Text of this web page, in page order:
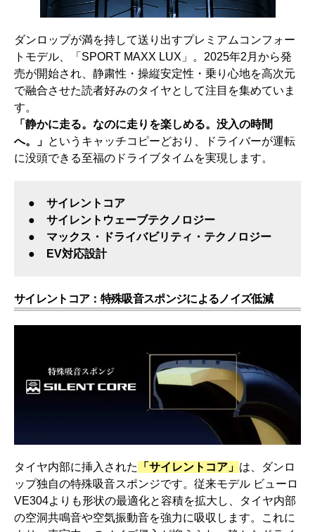
ダンロップが満を持して送り出すプレミアムコンフォー
トモデル、「SPORT MAXX LUX」。2025年2月から発
売が開始され、静粛性・操縦安定性・乗り心地を高次元
で融合させた読者好みのタイヤとして注目を集めていま
す。
「静かに走る。なのに走りを楽しめる。没入の時間
へ。」 というキャッチコピーどおり、ドライバーが運転
に没頭できる至福のドライブタイムを実現します。
● サイレントコア
● サイレントウェーブテクノロジー
● マックス・ドライバビリティ・テクノロジー
● EV対応設計
サイレントコア：特殊吸音スポンジによるノイズ低減
タイヤ内部に挿入された 「サイレントコア」 は、ダンロ
ップ独自の特殊吸音スポンジです。従来モデル ビューロ
VE304よりも形状の最適化と容積を拡大し、タイヤ内部
の空洞共鳴音や空気振動音を強力に吸収します。これに